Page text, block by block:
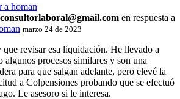
a homan
en respuesta a
marzo 24 de 2023
que revisar esa liquidación. He llevado a
algunos procesos similares y son una
para que salgan adelante, pero elevé la
a Colpensiones probando que se efectuó
Le asesoro si le interesa.